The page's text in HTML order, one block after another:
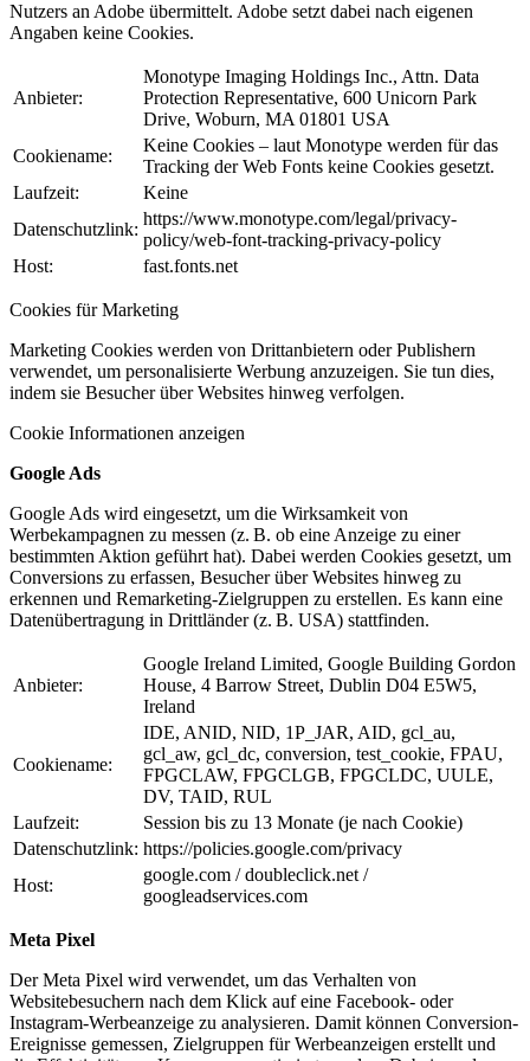
Nutzers an Adobe übermittelt. Adobe setzt dabei nach eigenen
Angaben keine Cookies.
Anbieter:
Monotype Imaging Holdings Inc., Attn. Data
Protection Representative, 600 Unicorn Park
Drive, Woburn, MA 01801 USA
Cookiename:
Keine Cookies – laut Monotype werden für das
Tracking der Web Fonts keine Cookies gesetzt.
Laufzeit:
Keine
Datenschutzlink:
https://www.monotype.com/legal/privacy-
policy/web-font-tracking-privacy-policy
Host:
fast.fonts.net
Cookies für Marketing
Marketing Cookies werden von Drittanbietern oder Publishern
verwendet, um personalisierte Werbung anzuzeigen. Sie tun dies,
indem sie Besucher über Websites hinweg verfolgen.
Cookie Informationen anzeigen
Google Ads
Google Ads wird eingesetzt, um die Wirksamkeit von
Werbekampagnen zu messen (z. B. ob eine Anzeige zu einer
bestimmten Aktion geführt hat). Dabei werden Cookies gesetzt, um
Conversions zu erfassen, Besucher über Websites hinweg zu
erkennen und Remarketing-Zielgruppen zu erstellen. Es kann eine
Datenübertragung in Drittländer (z. B. USA) stattfinden.
Anbieter:
Google Ireland Limited, Google Building Gordon
House, 4 Barrow Street, Dublin D04 E5W5,
Ireland
Cookiename:
IDE, ANID, NID, 1P_JAR, AID, gcl_au,
gcl_aw, gcl_dc, conversion, test_cookie, FPAU,
FPGCLAW, FPGCLGB, FPGCLDC, UULE,
DV, TAID, RUL
Laufzeit:
Session bis zu 13 Monate (je nach Cookie)
Datenschutzlink: https://policies.google.com/privacy
Host:
google.com / doubleclick.net /
googleadservices.com
Meta Pixel
Der Meta Pixel wird verwendet, um das Verhalten von
Websitebesuchern nach dem Klick auf eine Facebook- oder
Instagram-Werbeanzeige zu analysieren. Damit können Conversion-
Ereignisse gemessen, Zielgruppen für Werbeanzeigen erstellt und